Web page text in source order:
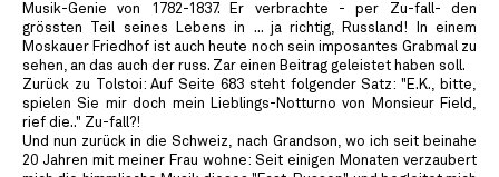
Musik-Genie von 1782-1837. Er verbrachte - per Zu-fall- den
grössten Teil seines Lebens in ... ja richtig, Russland! In einem
Moskauer Friedhof ist auch heute noch sein imposantes Grabmal zu
sehen, an das auch der russ. Zar einen Beitrag geleistet haben soll.
Zurück zu Tolstoi: Auf Seite 683 steht folgender Satz: "E.K., bitte,
spielen Sie mir doch mein Lieblings-Notturno von Monsieur Field,
rief die.." Zu-fall?!
Und nun zurück in die Schweiz, nach Grandson, wo ich seit beinahe
20 Jahren mit meiner Frau wohne: Seit einigen Monaten verzaubert